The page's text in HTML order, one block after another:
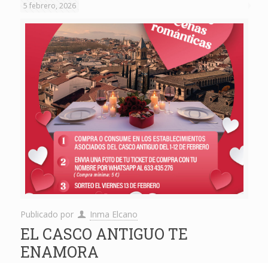
5 febrero, 2026
Publicado por Inma Elcano
EL CASCO ANTIGUO TE
ENAMORA